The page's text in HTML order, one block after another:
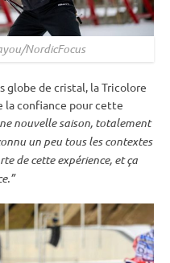
NordicFocus
globe de cristal, la Tricolore
la confiance pour cette
nouvelle saison, totalement
un peu tous les contextes
de cette expérience, et ça